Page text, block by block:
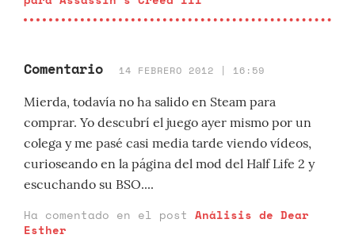
Comentario 14 FEBRERO 2012 | 16:59
Mierda, todavía no ha salido en Steam para
comprar. Yo descubrí el juego ayer mismo por un
colega y me pasé casi media tarde viendo vídeos,
curioseando en la página del mod del Half Life 2 y
escuchando su BSO....
Ha comentado en el post Análisis de Dear
Esther